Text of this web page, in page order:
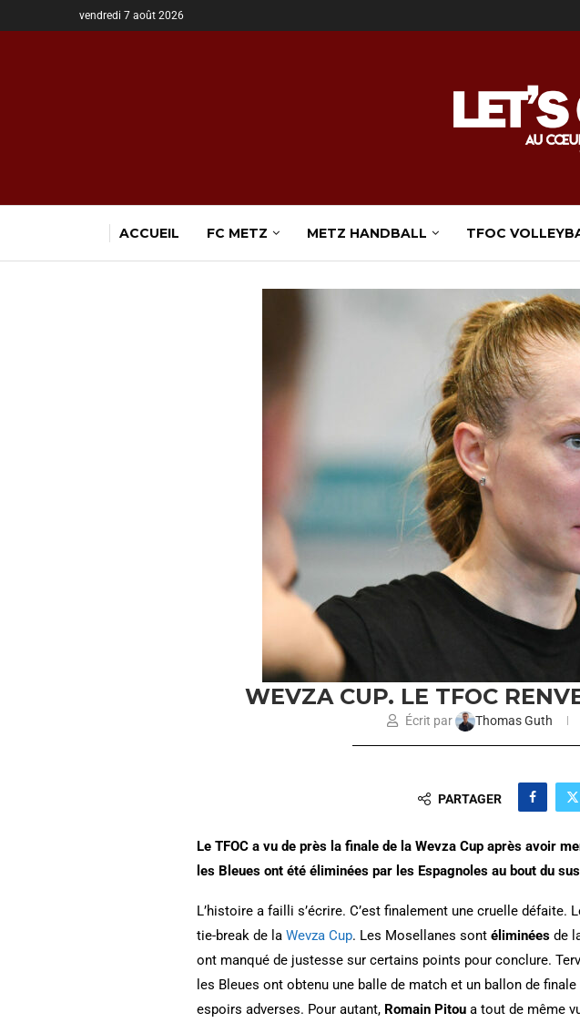
vendredi 7 août 2026
ACCUEIL FC METZ METZ HANDBALL TFOC
WEVZA CUP. LE TFOC
Écrit par Thomas Guth
PARTAGER
Le TFOC a vu de près la finale de la Wevza Cup après avoir
les Bleues ont été éliminées par les Espagnoles au bout du
L’histoire a failli s’écrire. C’est finalement une cruelle défaite.
tie-break de la Wevza Cup. Les Mosellanes sont éliminées de
ont manqué de justesse sur certains points pour conclure.
les Bleues ont obtenu une balle de match et un ballon de
espoirs adverses. Pour autant, Romain Pitou a tout de même